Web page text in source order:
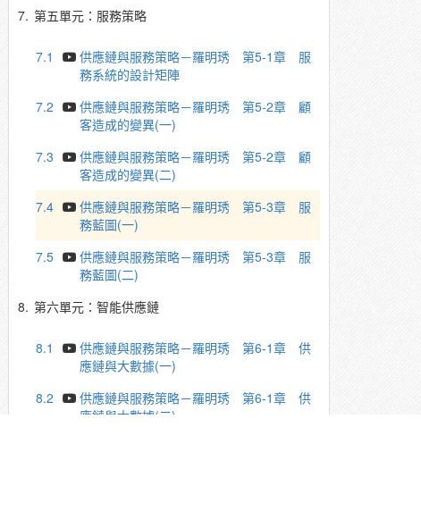
7. 第五單元：服務策略
7.1
供應鏈與服務策略－羅明琇 第5-1章 服
務系統的設計矩陣
7.2
供應鏈與服務策略－羅明琇 第5-2章 顧
客造成的變異(一)
7.3
供應鏈與服務策略－羅明琇 第5-2章 顧
客造成的變異(二)
7.4
供應鏈與服務策略－羅明琇 第5-3章 服
務藍圖(一)
7.5
供應鏈與服務策略－羅明琇 第5-3章 服
務藍圖(二)
8. 第六單元：智能供應鏈
8.1
供應鏈與服務策略－羅明琇 第6-1章 供
應鏈與大數據(一)
8.2
供應鏈與服務策略－羅明琇 第6-1章 供
應鏈與大數據(二)